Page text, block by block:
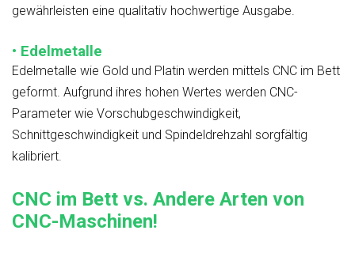
gewährleisten eine qualitativ hochwertige Ausgabe.
• Edelmetalle
Edelmetalle wie Gold und Platin werden mittels CNC im Bett
geformt. Aufgrund ihres hohen Wertes werden CNC-
Parameter wie Vorschubgeschwindigkeit,
Schnittgeschwindigkeit und Spindeldrehzahl sorgfältig
kalibriert.
CNC im Bett vs. Andere Arten von
CNC-Maschinen!